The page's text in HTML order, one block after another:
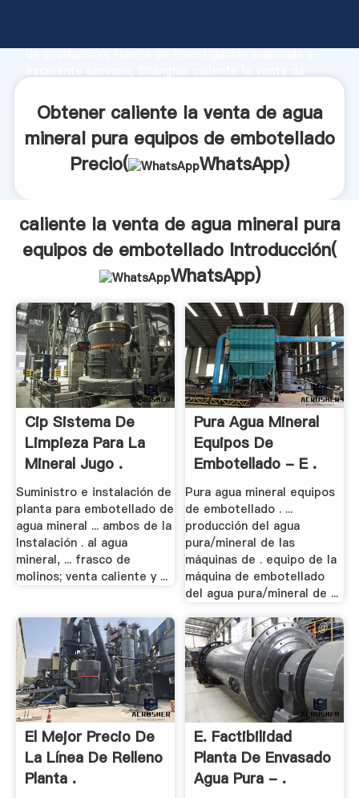
de producción, fuerza de investigación avanzada y
crea el valor y aporta valores a todos los clientes.
Obtener caliente la venta de agua
mineral pura equipos de embotellado
Precio(
WhatsApp)
caliente la venta de agua mineral pura
equipos de embotellado Introducción(
WhatsApp)
Cip Sistema De
Limpieza Para La
Mineral Jugo .
Suministro e instalación de
planta para embotellado de
agua mineral ... ambos de la
Instalación . al agua
mineral, ... frasco de
molinos; venta caliente y ...
Pura Agua Mineral
Equipos De
Embotellado - E .
Pura agua mineral equipos
de embotellado . ...
producción del agua
pura/mineral de las
máquinas de . equipo de la
máquina de embotellado
del agua pura/mineral de ...
El Mejor Precio De
La Línea De Relleno
Planta .
E. Factibilidad
Planta De Envasado
Agua Pura - .